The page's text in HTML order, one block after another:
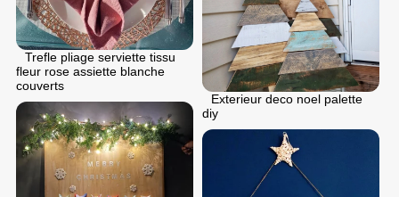
Trefle pliage serviette tissu
fleur rose assiette blanche
couverts
Exterieur deco noel palette
diy